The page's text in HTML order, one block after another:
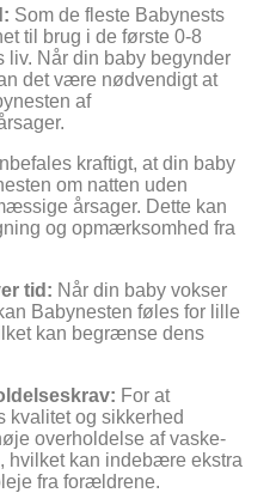
Som de fleste Babynests
til brug i de første 0-8
liv. Når din baby begynder
det være nødvendigt at
af
kraftigt, at din baby
om natten uden
årsager. Dette kan
og opmærksomhed fra
tid: Når din baby vokser
Babynesten føles for lille
kan begrænse dens
For at
kvalitet og sikkerhed
overholdelse af vaske-
hvilket kan indebære ekstra
fra forældrene.